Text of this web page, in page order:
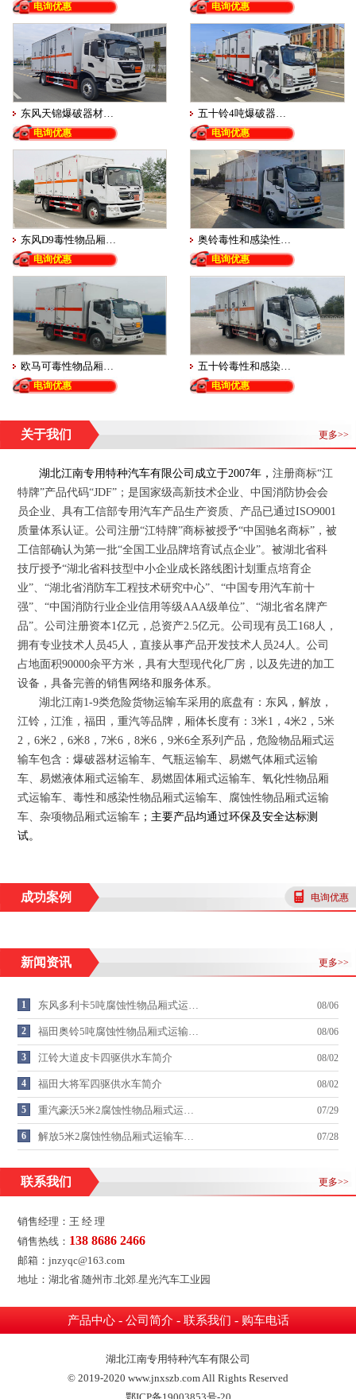
电询优惠 电询优惠
东风天锦爆破器材…
电询优惠
五十铃4吨爆破器…
电询优惠
东风D9毒性物品厢…
电询优惠
奥铃毒性和感染性…
电询优惠
欧马可毒性物品厢…
电询优惠
五十铃毒性和感染…
电询优惠
关于我们 更多>>
湖北江南专用特种汽车有限公司 成立于2007年 ，注册商标“江
特牌”产品代码“JDF”；是国家级高新技术企业、中国消防协会会
员企业、具有工信部专用汽车产品生产资质、产品已通过ISO9001
质量体系认证。公司注册“江特牌”商标被授予“中国驰名商标”，被
工信部确认为第一批“全国工业品牌培育试点企业”。被湖北省科
技厅授予“湖北省科技型中小企业成长路线图计划重点培育企
业”、“湖北省消防车工程技术研究中心”、“中国专用汽车前十
强”、“中国消防行业企业信用等级AAA级单位”、“湖北省名牌产
品”。公司注册资本1亿元，总资产2.5亿元。公司现有员工168人，
拥有专业技术人员45人，直接从事产品开发技术人员24人。公司
占地面积90000余平方米，具有大型现代化厂房，以及先进的加工
设备，具备完善的销售网络和服务体系。
湖北江南1-9类危险货物运输车采用的底盘有：东风，解放，
江铃，江淮，福田，重汽等品牌，厢体长度有：3米1 ，4米2 ，5米
2 ，6米2 ，6米8 ， 7米6 ，8米6 ，9米6全系列产品，危险物品厢式运
输车包含：爆破器材运输车、气瓶运输车、易燃气体厢式运输
车、易燃液体厢式运输车、易燃固体厢式运输车、氧化性物品厢
式运输车、毒性和感染性物品厢式运输车、腐蚀性物品厢式运输
车、杂项物品厢式运输车 ； 主要产品均通过环保及安全达标测
试。
成功案例 电询优惠
新闻资讯 更多>>
1 东风多利卡5吨腐蚀性物品厢式运… 08/06
2 福田奥铃5吨腐蚀性物品厢式运输… 08/06
3 江铃大道皮卡四驱供水车简介 08/02
4 福田大将军四驱供水车简介 08/02
5 重汽豪沃5米2腐蚀性物品厢式运… 07/29
6 解放5米2腐蚀性物品厢式运输车… 07/28
联系我们 更多>>
销售经理：王 经 理
销售热线： 138 8686 2466
邮箱：jnzyqc@163.com
地址：湖北省.随州市.北郊.星光汽车工业园
产品中心- 公司简介 - 联系我们 - 购车电话
湖北江南专用特种汽车有限公司
© 2019-2020 www.jnxszb.com All Rights Reserved